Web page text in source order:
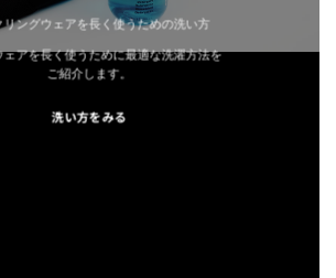
リングウェアを長く使うための洗い方
ェアを長く使うために最適な洗濯方法を
ご紹介します。
洗い方をみる